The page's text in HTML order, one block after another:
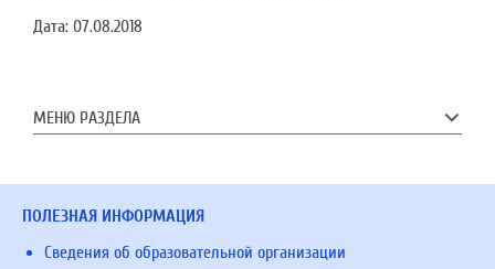
Дата: 07.08.2018
МЕНЮ РАЗДЕЛА
ПОЛЕЗНАЯ ИНФОРМАЦИЯ
Сведения об образовательной организации